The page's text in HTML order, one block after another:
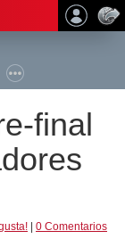
final
0 Comentarios